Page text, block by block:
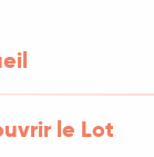
le Lot
de Pagès